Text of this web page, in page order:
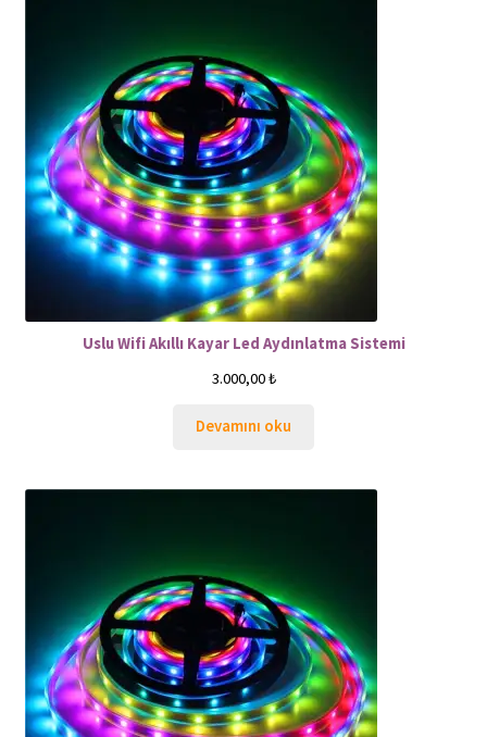
Uslu Wifi Akıllı Kayar Led Aydınlatma Sistemi
3.000,00₺
Devamını oku